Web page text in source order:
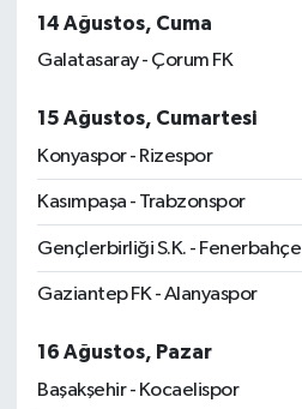
14 Ağustos, Cuma
Galatasaray - Çorum FK
15 Ağustos, Cumartesi
Konyaspor - Rizespor
Kasımpaşa - Trabzonspor
Gençlerbirliği S.K. - Fenerbahçe
Gaziantep FK - Alanyaspor
16 Ağustos, Pazar
Başakşehir - Kocaelispor